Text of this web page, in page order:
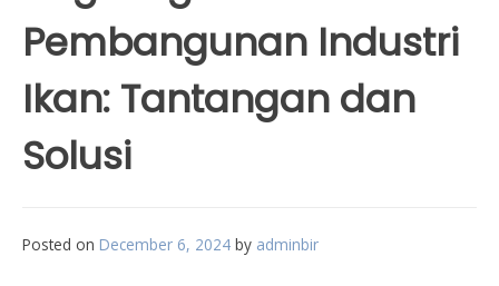
Pembangunan Industri
Ikan: Tantangan dan
Solusi
Posted on December 6, 2024 by adminbir